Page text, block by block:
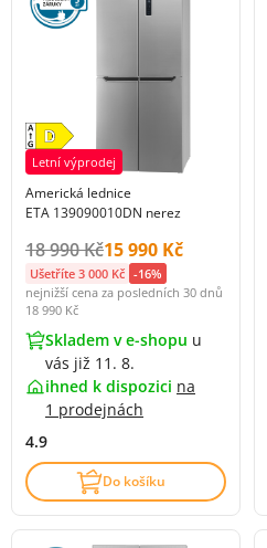
Letní výprodej
Americká lednice
ETA 139090010DN nerez
Původní cena s DPH:
18 990 KčCena s DPH:
15 990 Kč
Ušetříte 3 000 Kč -16%
nejnižší cena za posledních 30 dnů
18 990 Kč
Skladem v e-shopu u
vás již 11. 8.
ihned k dispozici na
1 prodejnách
4.9
Do košíku